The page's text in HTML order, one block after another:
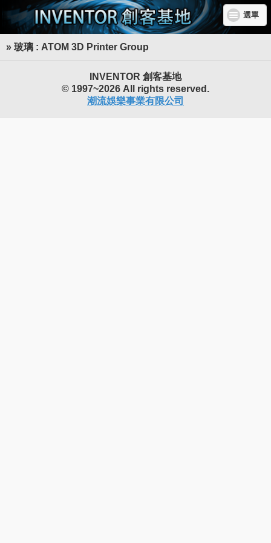
選單
» 玻璃 : ATOM 3D Printer Group
INVENTOR 創客基地
© 1997~2026 All rights reserved.
潮流娛樂事業有限公司